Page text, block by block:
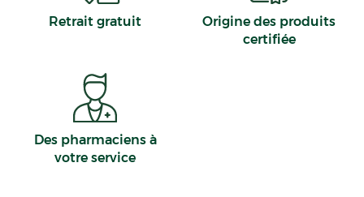
Retrait gratuit
Origine des produits
certifiée
Des pharmaciens à
votre service